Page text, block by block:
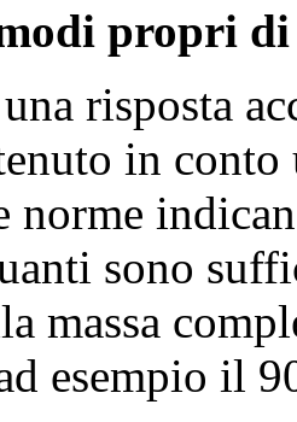
propri
risposta
in
norme
sono
massa
esempio il